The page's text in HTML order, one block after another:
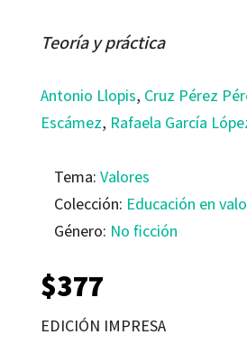
Teoría y práctica
Antonio Llopis, Cruz Pérez
Escámez, Rafaela García
Tema: Valores
Colección: Educación en
Género: No ficción
$377
EDICIÓN IMPRESA